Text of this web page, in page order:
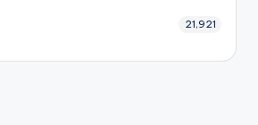
21,921